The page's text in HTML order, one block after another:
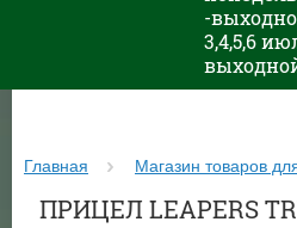
-
3,4,5,6
Главная Магазин товаров
ПРИЦЕЛ LEAPERS